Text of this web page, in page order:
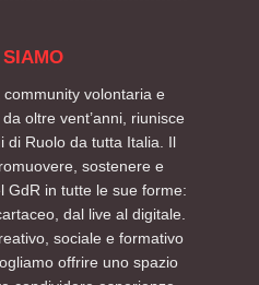
volontaria e
oltre vent’anni, riunisce
di Ruolo da tutta Italia. Il
sostenere e
GdR in tutte le sue forme:
dal live al digitale.
sociale e formativo
offrire uno spazio